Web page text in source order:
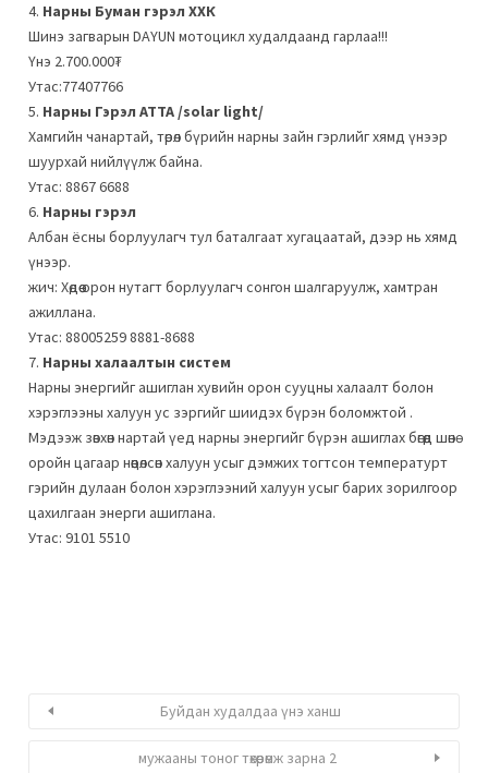
4. Нарны Буман гэрэл ХХК
Шинэ загварын DAYUN мотоцикл худалдаанд гарлаа!!!
Үнэ 2.700.000₮
Утас:77407766
5. Нарны Гэрэл ATTA /solar light/
Хамгийн чанартай, төрөл бүрийн нарны зайн гэрлийг хямд үнээр
шуурхай нийлүүлж байна.
Утас: 8867 6688
6. Нарны гэрэл
Албан ёсны борлуулагч тул баталгаат хугацаатай, дээр нь хямд
үнээр.
жич: Хөдөө орон нутагт борлуулагч сонгон шалгаруулж, хамтран
ажиллана.
Утас: 88005259 8881-8688
7. Нарны халаалтын систем
Нарны энергийг ашиглан хувийн орон сууцны халаалт болон
хэрэглээны халуун ус зэргийг шиидэх бүрэн боломжтой .
Мэдээж зөвхөн нартай үед нарны энергийг бүрэн ашиглах бөгөөд шөнө
оройн цагаар нөөцөлсөн халуун усыг дэмжих тогтсон температурт
гэрийн дулаан болон хэрэглээний халуун усыг барих зорилгоор
цахилгаан энерги ашиглана.
Утас: 9101 5510
Буйдан худалдаа үнэ ханш
мужааны тоног төхөөрөмж зарна 2